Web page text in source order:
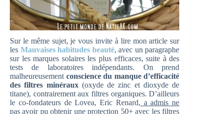
Sur le même sujet, je vous invite à lire mon article sur
les Mauvaises habitudes beauté, avec un paragraphe
sur les marques solaires les plus efficaces, suite à des
tests de laboratoires indépendants. On prend
malheureusement conscience du manque d’efficacité
des filtres minéraux(oxyde de zinc et dioxyde de
titane), contrairement aux filtres organiques. D’ailleurs
le co-fondateurs de Lovea, Eric Renard, a admis ne
pas avoir pu obtenir une protection 50+ avec les filtres